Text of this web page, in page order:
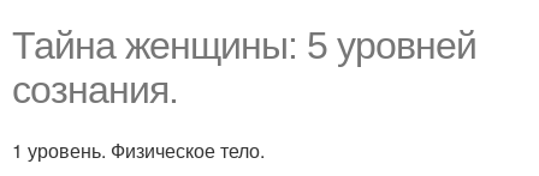
Тайна женщины: 5 уровней
сознания.
1 уровень. Физическое тело.